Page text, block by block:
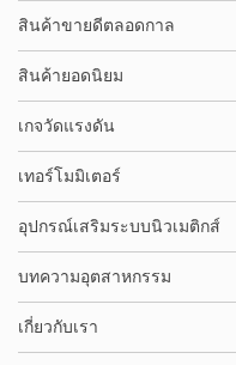
สินค้าขายดีตลอดกาล
สินค้ายอดนิยม
เกจวัดแรงดัน
เทอร์โมมิเตอร์
อุปกรณ์เสริมระบบนิวเมติกส์
บทความอุตสาหกรรม
เกี่ยวกับเรา